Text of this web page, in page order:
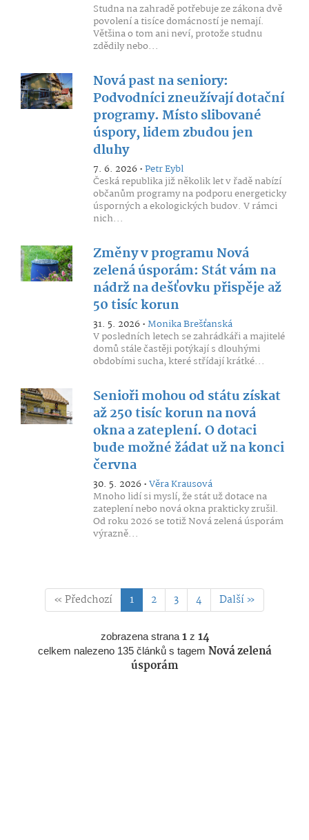
Studna na zahradě potřebuje ze zákona dvě
povolení a tisíce domácností je nemají.
Většina o tom ani neví, protože studnu
zdědily nebo...
Nová past na seniory:
Podvodníci zneužívají dotační
programy. Místo slibované
úspory, lidem zbudou jen
dluhy
7. 6. 2026 •Petr Eybl
Česká republika již několik let v řadě nabízí
občanům programy na podporu energeticky
úsporných a ekologických budov. V rámci
nich...
Změny v programu Nová
zelená úsporám: Stát vám na
nádrž na dešťovku přispěje až
50 tisíc korun
31. 5. 2026 •Monika Brešťanská
V posledních letech se zahrádkáři a majitelé
domů stále častěji potýkají s dlouhými
obdobími sucha, které střídají krátké...
Senioři mohou od státu získat
až 250 tisíc korun na nová
okna a zateplení. O dotaci
bude možné žádat už na konci
června
30. 5. 2026 •Věra Krausová
Mnoho lidí si myslí, že stát už dotace na
zateplení nebo nová okna prakticky zrušil.
Od roku 2026 se totiž Nová zelená úsporám
výrazně...
« Předchozí 1 2 3 4 Další »
zobrazena strana1z 14
celkem nalezeno 135 článků s tagem Nová zelená
úsporám